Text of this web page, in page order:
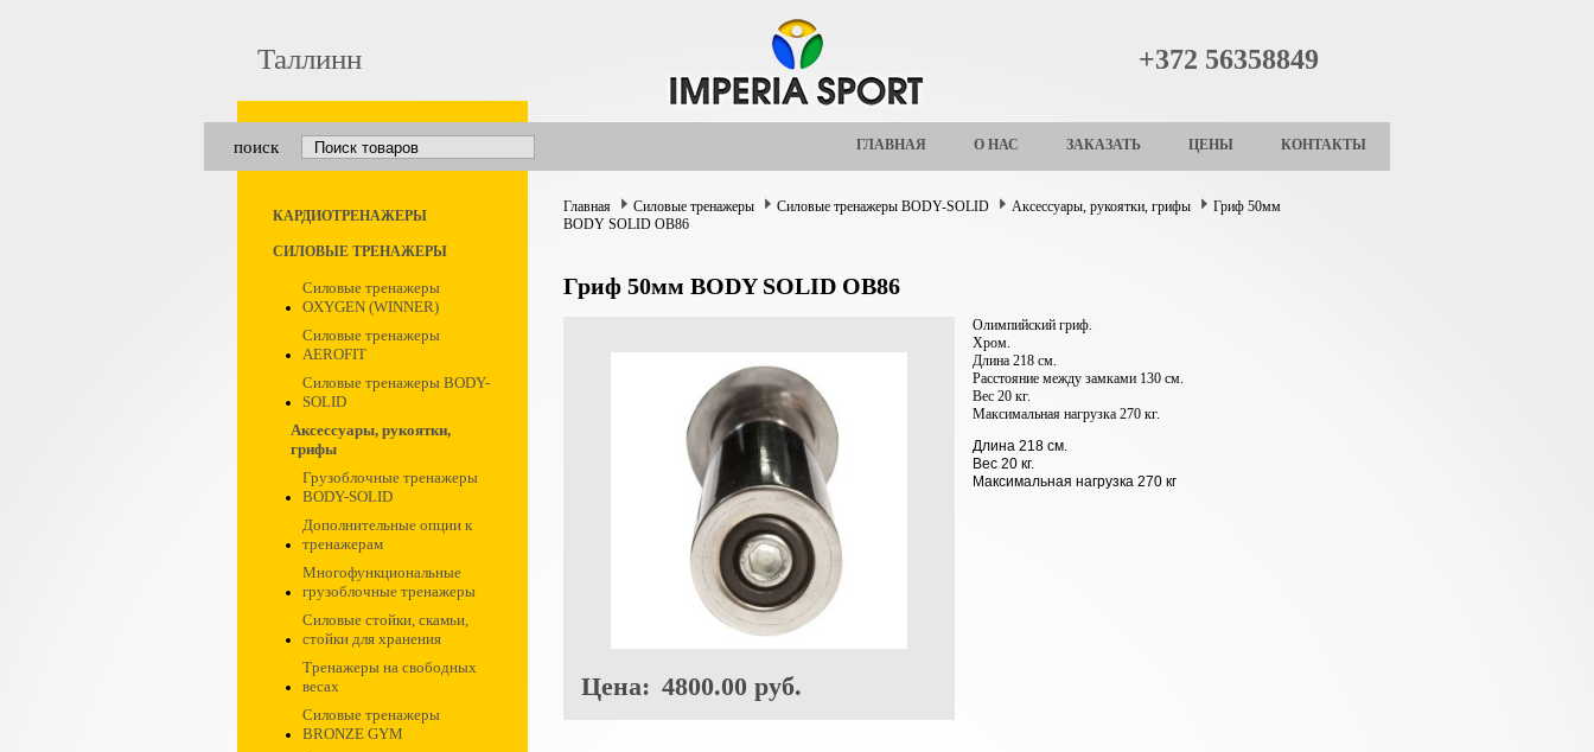
Таллинн +372 56358849
поиск ГЛАВНАЯ О НАС ЗАКАЗАТЬ ЦЕНЫ КОНТАКТЫ
КАРДИОТРЕНАЖЕРЫ
СИЛОВЫЕ ТРЕНАЖЕРЫ
Силовые тренажеры
OXYGEN (WINNER)
Силовые тренажеры
AEROFIT
Силовые тренажеры BODY-
SOLID
Аксессуары, рукоятки,
грифы
Грузоблочные тренажеры
BODY-SOLID
Дополнительные опции к
тренажерам
Многофункциональные
грузоблочные тренажеры
Силовые стойки, скамьи,
стойки для хранения
Тренажеры на свободных
весах
Силовые тренажеры
BRONZE GYM
Главная Силовые тренажеры Силовые тренажеры BODY-SOLID Аксессуары, рукоятки, грифы
Гриф 50мм
BODY SOLID OB86
Гриф 50мм BODY SOLID OB86
Цена: 4800.00 руб.
Олимпийский гриф.
Хром.
Длина 218 см.
Расстояние между замками 130 см.
Вес 20 кг.
Максимальная нагрузка 270 кг.
Длина 218 см.
Вес 20 кг.
Максимальная нагрузка 270 кг